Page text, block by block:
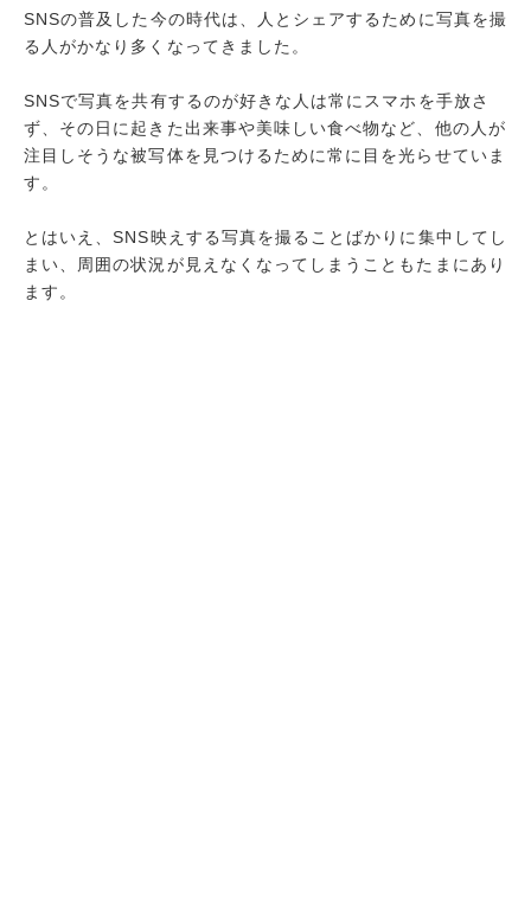
SNSの普及した今の時代は、人とシェアするために写真を撮
る人がかなり多くなってきました。
SNSで写真を共有するのが好きな人は常にスマホを手放さ
ず、その日に起きた出来事や美味しい食べ物など、他の人が
注目しそうな被写体を見つけるために常に目を光らせていま
す。
とはいえ、SNS映えする写真を撮ることばかりに集中してし
まい、周囲の状況が見えなくなってしまうこともたまにあり
ます。